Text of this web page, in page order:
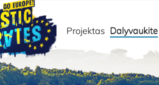
Paieška
Projektas Dalyvaukite